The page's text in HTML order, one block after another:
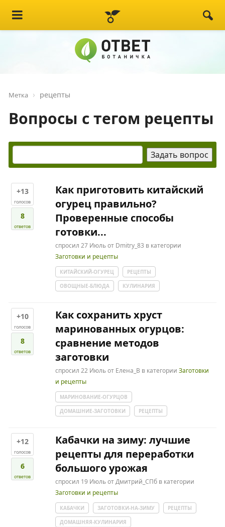
Метка рецепты
Вопросы с тегом рецепты
+13
голосов
8
ответов
Как приготовить китайский
огурец правильно?
Проверенные способы
готовки...
спросил 27 Июльот Dmitry_83 в категории
Заготовки и рецепты
КИТАЙСКИЙ-ОГУРЕЦ
РЕЦЕПТЫ
ОВОЩНЫЕ-БЛЮДА
КУЛИНАРИЯ
+10
голосов
8
ответов
Как сохранить хруст
маринованных огурцов:
сравнение методов
заготовки
спросил 22 Июльот Елена_В в категорииЗаготовки
и рецепты
МАРИНОВАНИЕ-ОГУРЦОВ
ДОМАШНИЕ-ЗАГОТОВКИ
РЕЦЕПТЫ
+12
голосов
6
ответов
Кабачки на зиму: лучшие
рецепты для переработки
большого урожая
спросил 19 ИюльотДмитрий_СПб в категории
Заготовки и рецепты
КАБАЧКИ ЗАГОТОВКИ-НА-ЗИМУ
РЕЦЕПТЫ
ДОМАШНЯЯ-КУЛИНАРИЯ